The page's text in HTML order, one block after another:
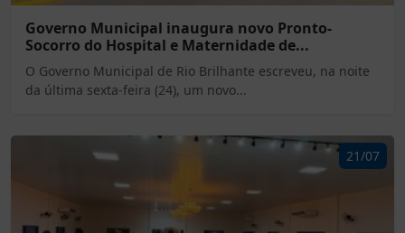
Governo Municipal inaugura novo Pronto-
Socorro do Hospital e Maternidade de...
O Governo Municipal de Rio Brilhante escreveu, na noite
da última sexta-feira (24), um novo...
21/07